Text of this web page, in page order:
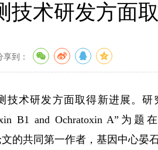
技术研发方面
享到：
研发方面取得新进展。研究
B1 and Ochratoxin A”为
的共同第一作者，基因中心晏